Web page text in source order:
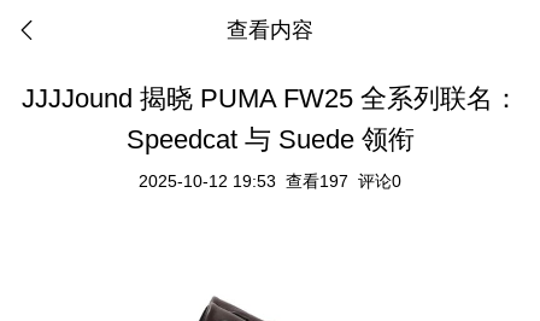
查看内容
JJJJound 揭晓 PUMA FW25 全系列联名：
Speedcat 与 Suede 领衔
2025-10-12 19:53 查看197 评论0